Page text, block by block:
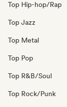
Top Hip-hop/Rap
Top Jazz
Top Metal
Top Pop
Top R&B/Soul
Top Rock/Punk